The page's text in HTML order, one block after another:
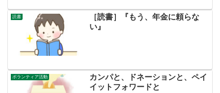
読書
［読書］『もう、年金に頼らな
い』
ボランティア活動
カンパと、ドネーションと、ペイ
イットフォワードと